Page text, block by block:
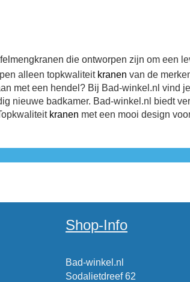
die ontworpen zijnom een
alleen topkwaliteit kranen van de
met een hendel? Bij Bad-winkel.nl vind
nieuwe badkamer. Bad-winkel.nl biedt
kranen met een mooi design
Shop-Info
Bad-winkel.nl
Sodalietdreef 62